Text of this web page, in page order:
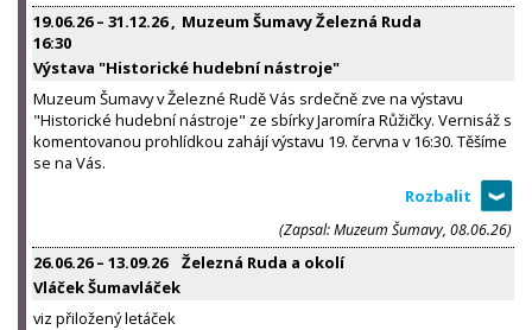
19.06.26– 31.12.26,
16:30
Muzeum Šumavy Železná Ruda
Výstava "Historické hudební nástroje"
Muzeum Šumavy v Železné Rudě Vás srdečně zve na výstavu
"Historické hudební nástroje" ze sbírky Jaromíra Růžičky. Vernisáž s
komentovanou prohlídkou zahájí výstavu 19. června v 16:30. Těšíme
se na Vás.
(Zapsal: Muzeum Šumavy, 08.06.26)
26.06.26– 13.09.26
Železná Ruda a okolí
Vláček Šumavláček
viz přiložený letáček